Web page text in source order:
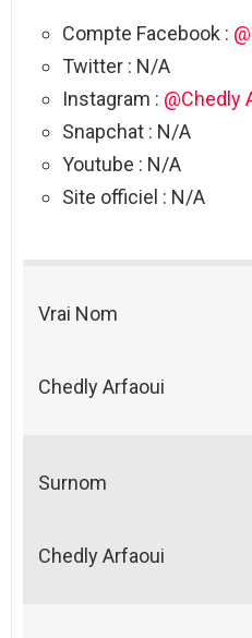
Compte Facebook :
Twitter : N/A
Instagram : @Chedly
Snapchat : N/A
Youtube : N/A
Site officiel : N/A
Vrai Nom
Chedly Arfaoui
Surnom
Chedly Arfaoui